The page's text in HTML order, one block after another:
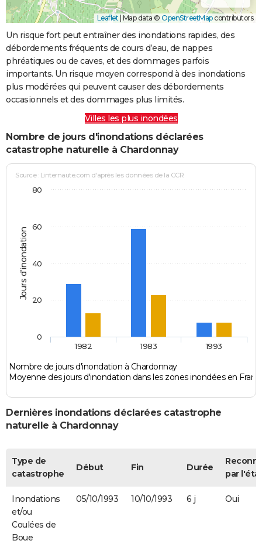
Leaflet | Map data © OpenStreetMapcontributors
Un risque fort peut entraîner des inondations rapides, des
débordements fréquents de cours d’eau, de nappes
phréatiques ou de caves, et des dommages parfois
importants. Un risque moyen correspond à des inondations
plus modérées qui peuvent causer des débordements
occasionnels et des dommages plus limités.
Villes les plus inondées
Nombre de jours d'inondations déclarées
catastrophe naturelle à Chardonnay
Jours d'inondation
Source : Linternaute.com d'après les données de la CCR
Nombre de jours d'inondation à Chardonnay
Moyenne des jours d'inondation dans les zones inondées en
1982 1983 1993
0
20
40
60
80
Dernières inondations déclarées catastrophe
naturelle à Chardonnay
Type de
catastrophe
Début Fin Durée
par
Inondations
et/ou
Coulées de
Boue
05/10/1993 10/10/1993 6 j Oui